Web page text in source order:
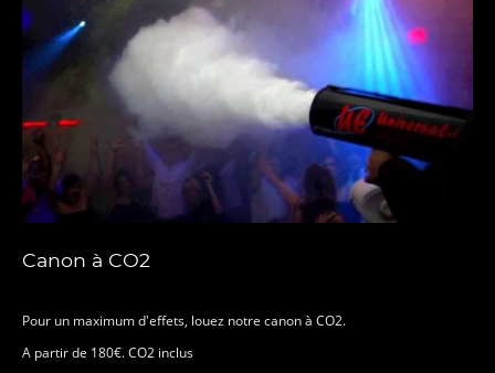
Canon à CO2
Pour un maximum d'effets, louez notre canon à CO2.
A partir de 180€. CO2 inclus